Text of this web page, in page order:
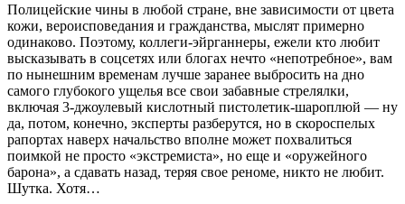
Полицейские чины в любой стране, вне зависимости от цвета
кожи, вероисповедания и гражданства, мыслят примерно
одинаково. Поэтому, коллеги-эйрганнеры, ежели кто любит
высказывать в соцсетях или блогах нечто «непотребное», вам
по нынешним временам лучше заранее выбросить на дно
самого глубокого ущелья все свои забавные стрелялки,
включая 3-джоулевый кислотный пистолетик-шароплюй — ну
да, потом, конечно, эксперты разберутся, но в скороспелых
рапортах наверх начальство вполне может похвалиться
поимкой не просто «экстремиста», но еще и «оружейного
барона», а сдавать назад, теряя свое реноме, никто не любит.
Шутка. Хотя…